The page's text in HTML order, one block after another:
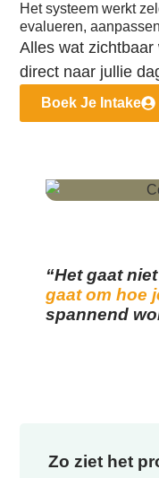
Het systeem werkt
evalueren,
Alles wat
direct naar jullie
Boek Je Intake
“Het gaat
gaat om hoe
spannend
Zo ziet het